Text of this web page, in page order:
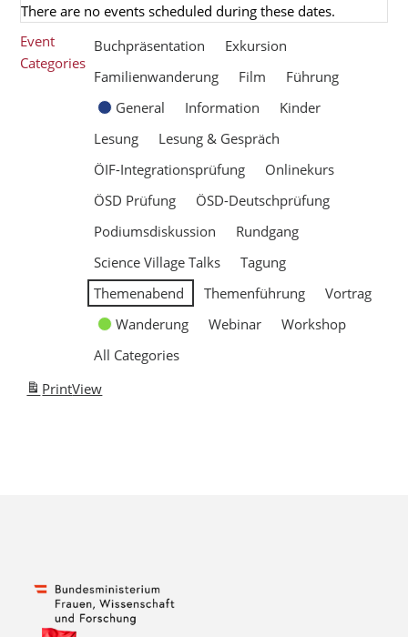
There are no events scheduled during these dates.
Event
Categories
Buchpräsentation
Exkursion
Familienwanderung
Film
Führung
General
Information
Kinder
Lesung
Lesung & Gespräch
ÖIF-Integrationsprüfung
Onlinekurs
ÖSD Prüfung
ÖSD-Deutschprüfung
Podiumsdiskussion
Rundgang
Science Village Talks
Tagung
Themenabend
Themenführung
Vortrag
Wanderung
Webinar
Workshop
All Categories
PrintView